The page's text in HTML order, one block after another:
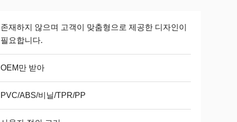
존재하지 않으며 고객이 맞춤형으로 제공한 디자인이
필요합니다.
OEM만 받아
PVC/ABS/비닐/TPR/PP